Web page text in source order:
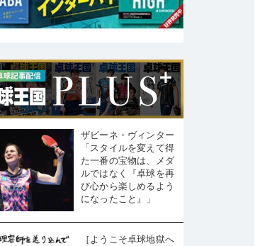
ザビーネ・ヴィンター
「スタイルを変えて得
た一番の宝物は、メダ
ルではなく『卓球を再
び心から楽しめるよう
になったこと』」
［ようこそ卓球地獄へ